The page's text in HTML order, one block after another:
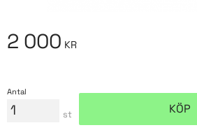
2 000 KR
Antal
st KÖP